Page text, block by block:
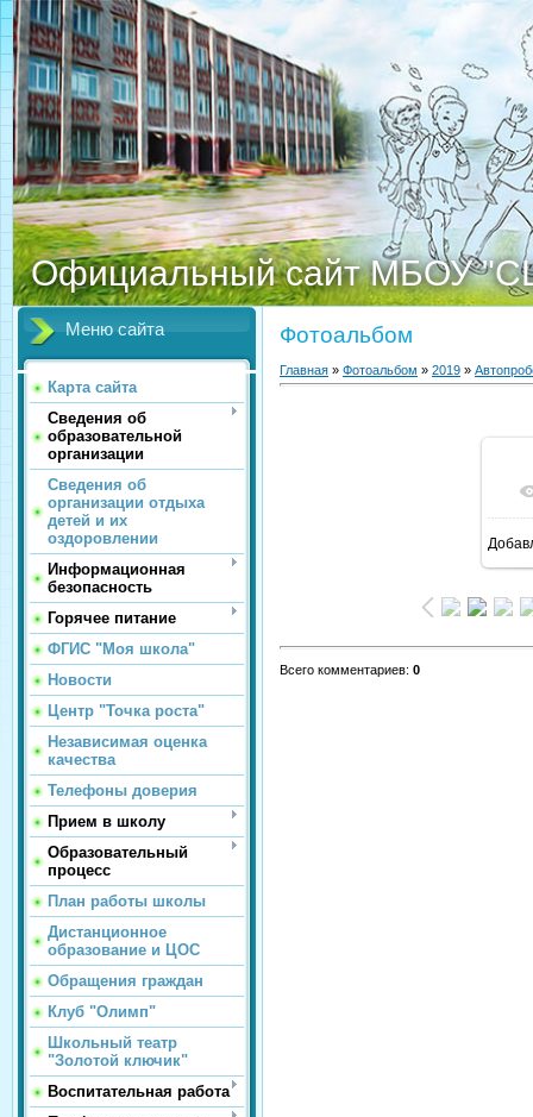
Официальный сайт МБОУ
Меню сайта
Карта сайта
Сведения об
образовательной
организации
Сведения об
организации отдыха
детей и их
оздоровлении
Информационная
безопасность
Горячее питание
ФГИС "Моя школа"
Новости
Центр "Точка роста"
Независимая оценка
качества
Телефоны доверия
Прием в школу
Образовательный
процесс
План работы школы
Дистанционное
образование и ЦОС
Обращения граждан
Клуб "Олимп"
Школьный театр
"Золотой ключик"
Воспитательная работа
Фотоальбом
Главная » Фотоальбом » 2019 »
Всего комментариев: 0